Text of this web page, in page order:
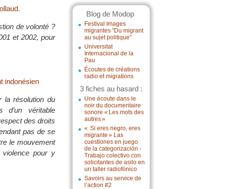
Blog de Modop
Festival Images
migrantes "Du migrant
au sujet politique"
Universitat
Internacional de la
Pau
Écoutes de créations
radio et migrations
3 fiches au hasard :
Une écoute dans le
noir du documentaire
sonore « Les mots des
autres »
« Si eres negro, eres
migrante » Las
cuestiones en juego
de la categorización -
Trabajo colectivo con
solicitantes de asilo en
un taller radiofónico
Savoirs au service de
l’action #2
de volonté ?
et 2002, pour
indonésien
la résolution du
véritable
des droits
pas de se
le mouvement
violence pour y